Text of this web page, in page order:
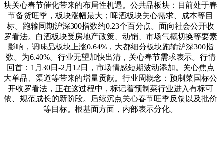
块关心春节催化带来的布局性机遇。公共品板块：目前处于春
节备货旺季，板块涨幅最大；啤酒板块关心需求、成本等目
标。跑输同期沪深300指数约0.23个百分点。面向社会公开收
罗看法。白酒板块受房地产政策、动销、市场气概切换等要素
影响，调味品板块上涨0.64%，大都细分板块跑输沪深300指
数。为6.40%。行业无望加快出清，关心春节需求表示。行情
回首：1月30日-2月12日，市场情感短期波动添加。关心焦点
大单品、渠道等带来的增量贡献。行业周概念：预制菜国标公
开收罗看法，正在这过程中，标记着预制菜行业进入有标可
依、规范成长的新阶段。后续沉点关心春节旺季反馈以及批价
等目标。根基面方面，内部表示分化。